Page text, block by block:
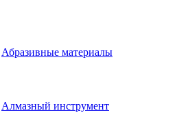
Абразивные материалы
Алмазный инструмент